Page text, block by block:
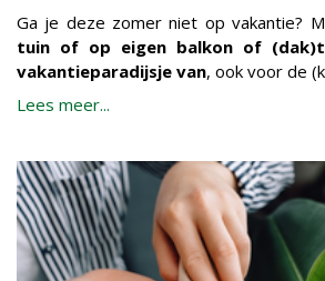
Ga je deze zomer niet op vakantie?
tuin of op eigen balkon of
vakantieparadijsje van, ook voor de
Lees meer...